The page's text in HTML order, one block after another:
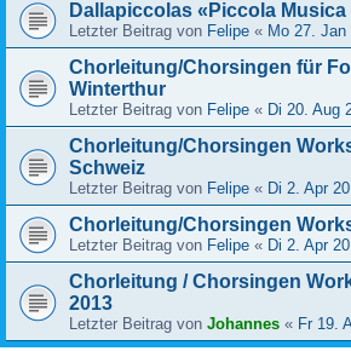
Dallapiccolas «Piccola
Letzter Beitrag von Felipe « Mo 27.
Chorleitung/Chorsingen für
Winterthur
Letzter Beitrag von Felipe « Di 20. Aug
Chorleitung/Chorsingen
Schweiz
Letzter Beitrag von Felipe « Di 2. Apr
Chorleitung/Chorsingen
Letzter Beitrag von Felipe « Di 2. Apr
Chorleitung / Chorsingen
2013
Letzter Beitrag von Johannes « Fr 19.